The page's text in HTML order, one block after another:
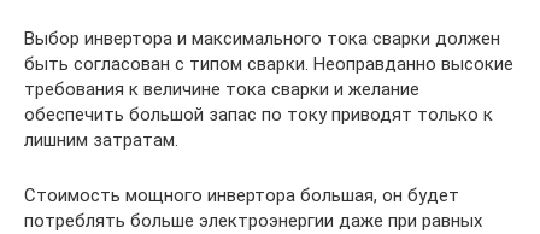
Выбор инвертора и максимального тока сварки должен
быть согласован с типом сварки. Неоправданно высокие
требования к величине тока сварки и желание
обеспечить большой запас по току приводят только к
лишним затратам.
Стоимость мощного инвертора большая, он будет
потреблять больше электроэнергии даже при равных